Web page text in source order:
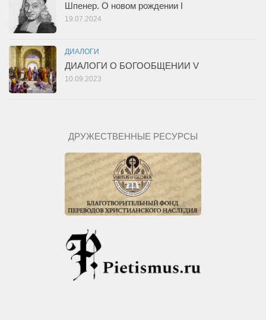
Шпенер. О новом рождении I
19.07.2024
ДИАЛОГИ
ДИАЛОГИ О БОГООБЩЕНИИ V
10.09.2023
ДРУЖЕСТВЕННЫЕ РЕСУРСЫ